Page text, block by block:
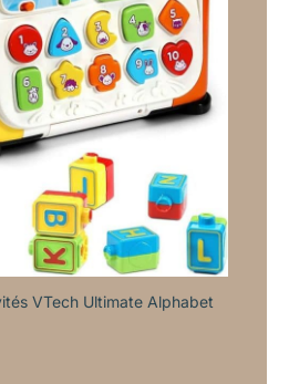
!
UN CADEAU
MERVEILLEUX ET JOLI :
Notre portique
d'escalade est le cadeau
idéal pour un
anniversaire, Noël, la
Saint-Valentin ou Pâques
pour les enfants et les
tout-petits. Nous avons
tous des talents cachés,
et plus tôt nous les
découvrons, mieux c'est.
Avec le portique
d'escalade Montessori,
VTech Ultimate Alphabet